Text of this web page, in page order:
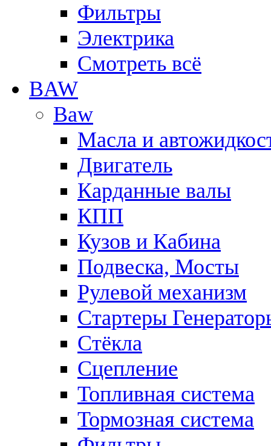
Фильтры
Электрика
Смотреть всё
BAW
Baw
Масла и
Двигатель
Карданные валы
КПП
Кузов и Кабина
Подвеска, Мосты
Рулевой механизм
Стартеры
Стёкла
Сцепление
Топливная система
Тормозная система